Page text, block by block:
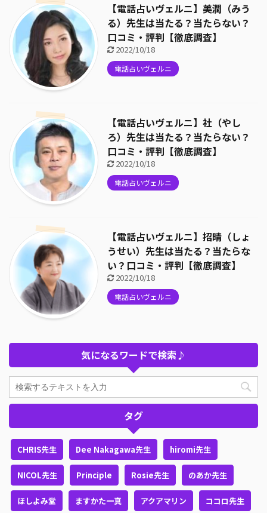
【電話占いヴェルニ】美潤（みう
る）先生は当たる？当たらない？
口コミ・評判【徹底調査】
2022/10/18
電話占いヴェルニ
【電話占いヴェルニ】社（やし
ろ）先生は当たる？当たらない？
口コミ・評判【徹底調査】
2022/10/18
電話占いヴェルニ
【電話占いヴェルニ】招晴（しょ
うせい）先生は当たる？当たらな
い？口コミ・評判【徹底調査】
2022/10/18
電話占いヴェルニ
気になるワードで検索♪
タグ
CHRIS先生 Dee Nakagawa先生 hiromi先生
NICOL先生 Principle Rosie先生 のあか先生
ほしよみ堂 ますかた一真 アクアマリン ココロ先生